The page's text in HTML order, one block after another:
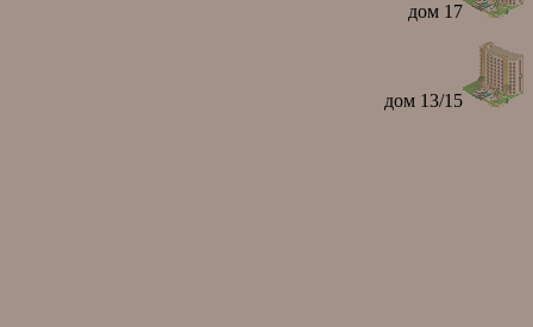
дом 17
дом 13/15